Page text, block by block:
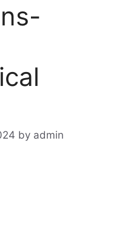
by admin